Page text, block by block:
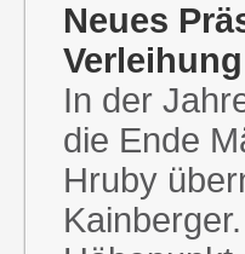
Neues
In der
die Ende
Hruby
Kainberger.